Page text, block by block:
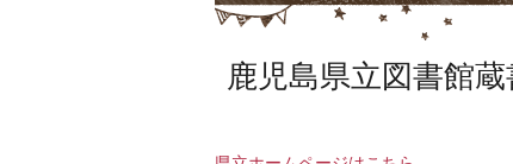
鹿児島県立図書館蔵